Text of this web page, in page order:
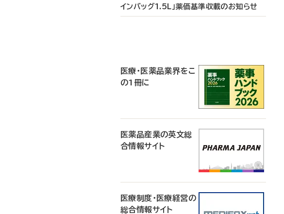
インバッグ1.5L」薬価基準収載のお知らせ
医療・医薬品業界をこ
の1冊に
医薬品産業の英文総
合情報サイト
医療制度・医療経営の
総合情報サイト